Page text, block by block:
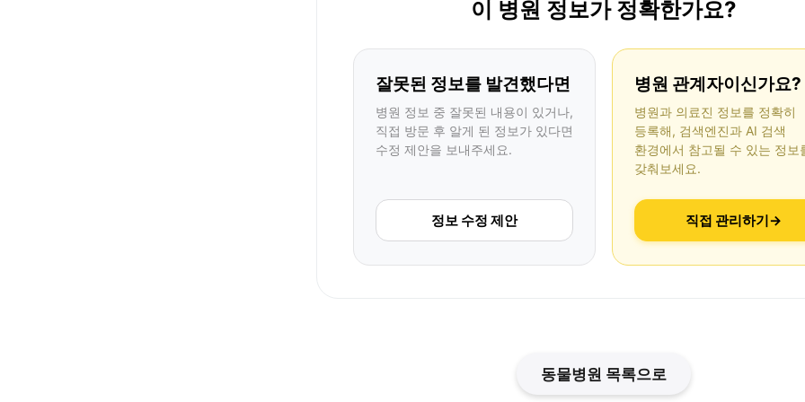
이 병원 정보가 정확한가요?
잘못된 정보를 발견했다면
병원 정보 중 잘못된 내용이 있거나,
직접 방문 후 알게 된 정보가 있다면
수정 제안을 보내주세요.
정보 수정 제안
병원 관계자이신가요?
병원과 의료진 정보를 정확히
등록해, 검색엔진과 AI 검색
환경에서 참고될 수 있는 정보
갖춰보세요.
직접 관리하기→
동물병원 목록으로